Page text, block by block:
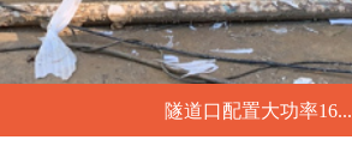
隧道口配置大功率16...